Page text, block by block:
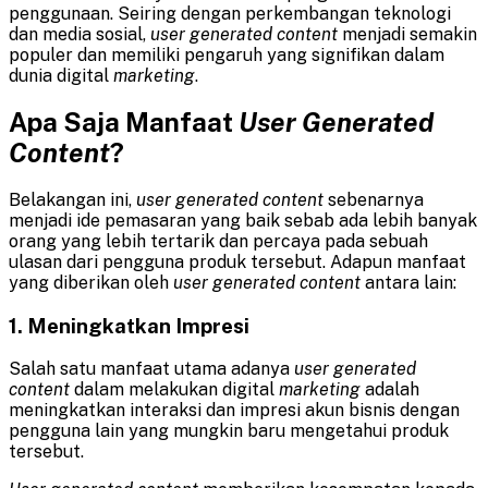
penggunaan. Seiring dengan perkembangan teknologi
dan media sosial, user generated content menjadi semakin
populer dan memiliki pengaruh yang signifikan dalam
dunia digital marketing.
Apa Saja Manfaat User Generated
Content?
Belakangan ini, user generated content sebenarnya
menjadi ide pemasaran yang baik sebab ada lebih banyak
orang yang lebih tertarik dan percaya pada sebuah
ulasan dari pengguna produk tersebut. Adapun manfaat
yang diberikan oleh user generated content antara lain:
1. Meningkatkan Impresi
Salah satu manfaat utama adanya user generated
content dalam melakukan digital marketing adalah
meningkatkan interaksi dan impresi akun bisnis dengan
pengguna lain yang mungkin baru mengetahui produk
tersebut.